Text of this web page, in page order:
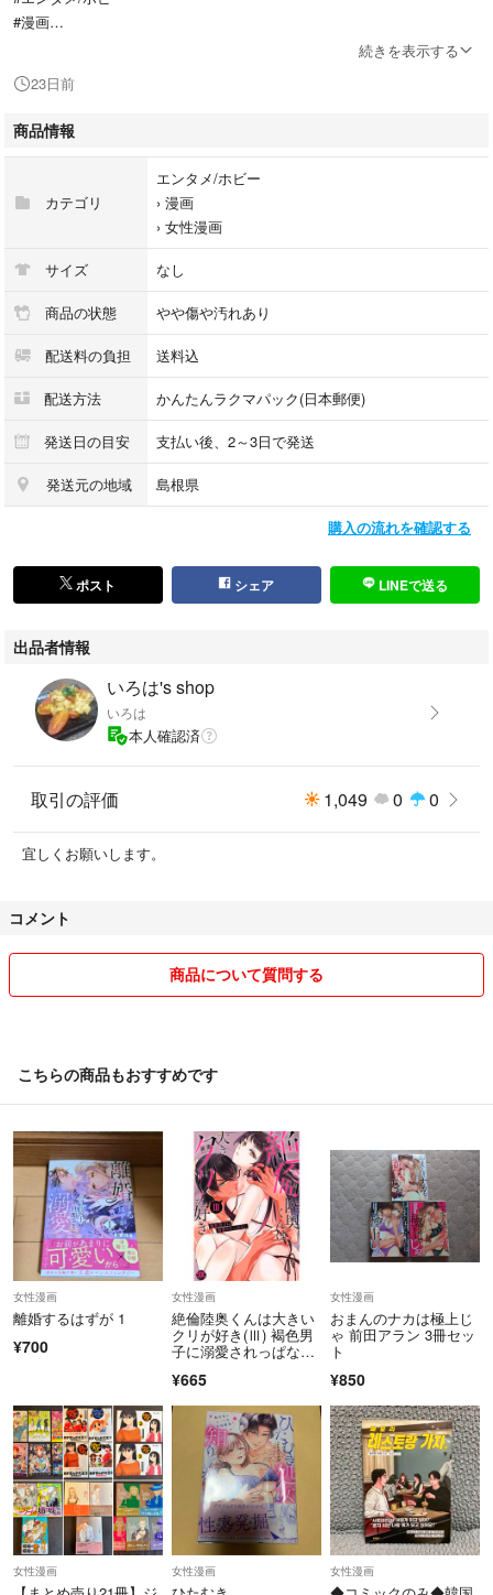
#漫画
続きを表示する
23日前
商品情報
カテゴリ
エンタメ/ホビー
› 漫画
› 女性漫画
サイズ なし
商品の状態 やや傷や汚れあり
配送料の負担 送料込
配送方法 かんたんラクマパック(日本郵便)
発送日の目安 支払い後、2～3日で発送
発送元の地域 島根県
購入の流れを確認する
ポスト シェア LINEで送る
出品者情報
いろは's shop
いろは
本人確認済
取引の評価 1,049 0 0
宜しくお願いします。
コメント
商品について質問する
こちらの商品もおすすめです
女性漫画
離婚するはずが 1
¥700
女性漫画
絶倫陸奥くんは大きい
クリが好き(Ⅲ) 褐色男
子に溺愛されっぱな
薫(著者)
¥665
女性漫画
おまんのナカは極上じ
ゃ 前田アラン 3冊セッ
ト
¥850
女性漫画 女性漫画 女性漫画